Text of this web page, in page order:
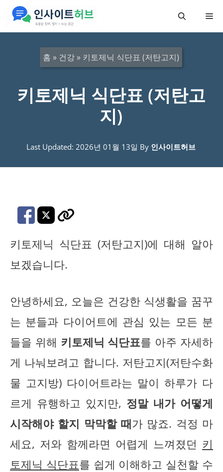
메
홈 » 건강 » 키토제닉 식단표 (저탄고지)
키토제닉 식단표 (저탄고
지)
Last Updated: 2026년 01월 13일 By 인사이트허브
키토제닉 식단표 (저탄고지)에 대해 알아
보겠습니다.
안녕하세요, 오늘은 건강한 식생활을 꿈꾸
는 분들과 다이어트에 관심 있는 모든 분
들을 위해 키토제닉 식단표를 아주 자세하
게 나눠보려고 합니다. 저탄고지(저탄수화
물 고지방) 다이어트라는 말이 하루가 다
르게 유행하고 있지만, 정말 내가 어떻게
시작해야 할지 막막할 때가 많죠. 걱정 마
세요, 저와 함께라면 어렵게 느껴졌던 키
토제닉 식단표를 쉽게 이해하고 실천할 수